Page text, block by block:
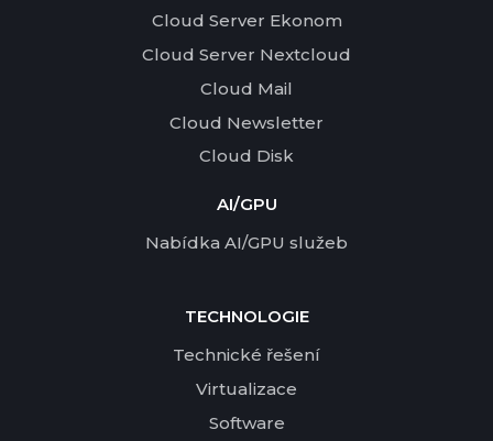
Cloud Server Ekonom
Cloud Server Nextcloud
Cloud Mail
Cloud Newsletter
Cloud Disk
AI/GPU
Nabídka AI/GPU služeb
TECHNOLOGIE
Technické řešení
Virtualizace
Software